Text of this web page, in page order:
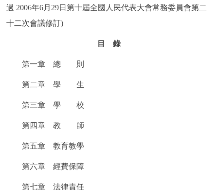
參與調查
綠色北京
多語種
DEUTSCH
過 2006年6月29日第十屆全國人民代表大會常務委員會第二
十二次會議修訂)
目 錄
第一章 總 則
第二章 學 生
第三章 學 校
第四章 教 師
第五章 教育教學
第六章 經費保障
第七章 法律責任